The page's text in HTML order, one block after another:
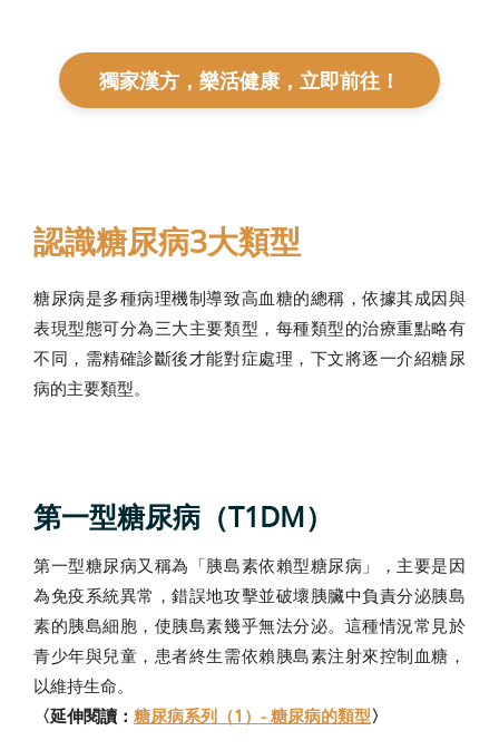
獨家漢方，樂活健康，立即前往！
認識糖尿病3大類型
糖尿病是多種病理機制導致高血糖的總稱，依據其成因與
表現型態可分為三大主要類型，每種類型的治療重點略有
不同，需精確診斷後才能對症處理，下文將逐一介紹糖尿
病的主要類型。
第一型糖尿病（T1DM）
第一型糖尿病又稱為「胰島素依賴型糖尿病」，主要是因
為免疫系統異常，錯誤地攻擊並破壞胰臟中負責分泌胰島
素的胰島細胞，使胰島素幾乎無法分泌。這種情況常見於
青少年與兒童，患者終生需依賴胰島素注射來控制血糖，
以維持生命。
〈延伸閱讀： 糖尿病系列（1）- 糖尿病的類型〉